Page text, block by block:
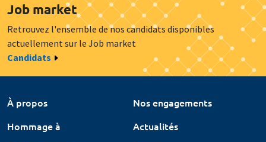
Job market
Retrouvez l'ensemble de nos candidats disponibles
actuellement sur le Job market
Candidats
À propos
Nos engagements
Hommage à
Actualités